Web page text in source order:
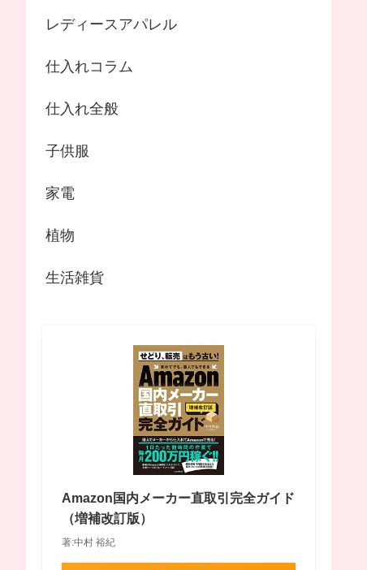
レディースアパレル
仕入れコラム
仕入れ全般
子供服
家電
植物
生活雑貨
Amazon国内メーカー直取引完全ガイド
（増補改訂版）
著:中村 裕紀